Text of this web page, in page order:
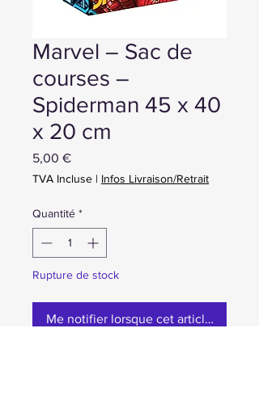
Marvel – Sac de
courses –
Spiderman 45 x 40
x 20 cm
5,00 €Prix
TVA Incluse | Infos Livraison/Retrait
Quantité *
Rupture de stock
Me notifier lorsque cet article est